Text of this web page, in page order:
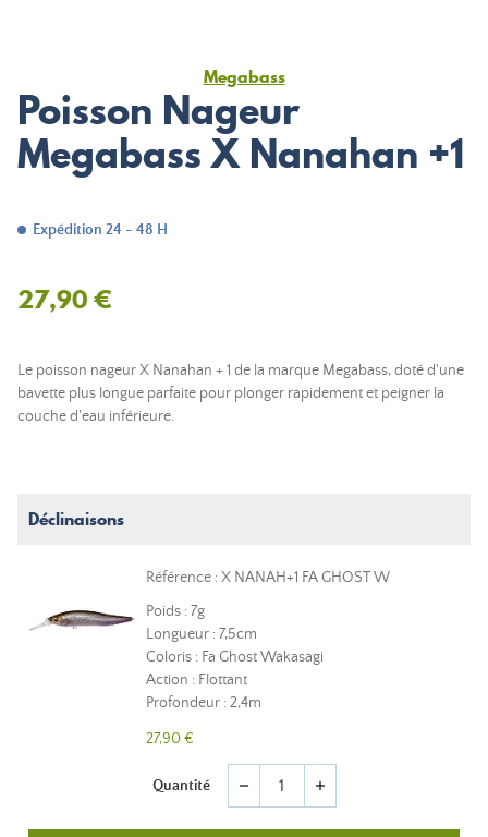
Megabass
Poisson Nageur
Megabass X Nanahan +1
Expédition 24 - 48 H
27,90 €
Le poisson nageur X Nanahan + 1 de la marque Megabass, doté d'une
bavette plus longue parfaite pour plonger rapidement et peigner la
couche d'eau inférieure.
Déclinaisons
Référence : X NANAH+1 FA GHOST W
Poids : 7g
Longueur : 7,5cm
Coloris : Fa Ghost Wakasagi
Action : Flottant
Profondeur : 2,4m
27,90 €
Quantité remove add